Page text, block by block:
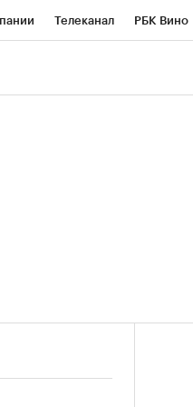
Телеканал РБК Вино